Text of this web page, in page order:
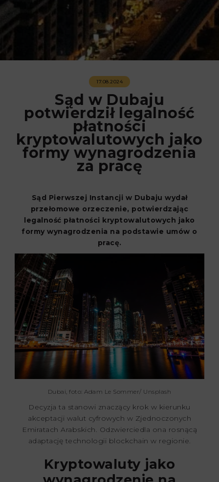
17.08.2024
Sąd w Dubaju
potwierdził legalność
płatności
kryptowalutowych jako
formy wynagrodzenia
za pracę
Sąd Pierwszej Instancji w Dubaju wydał
przełomowe orzeczenie, potwierdzając
legalność płatności kryptowalutowych jako
formy wynagrodzenia na podstawie umów o
pracę.
Dubai, foto: Adam Le Sommer/ Unsplash
Decyzja ta stanowi znaczący krok w kierunku
akceptacji walut cyfrowych w Zjednoczonych
Emiratach Arabskich. Odzwierciedla ona rosnącą
adaptację technologii blockchain w regionie.
Kryptowaluty jako